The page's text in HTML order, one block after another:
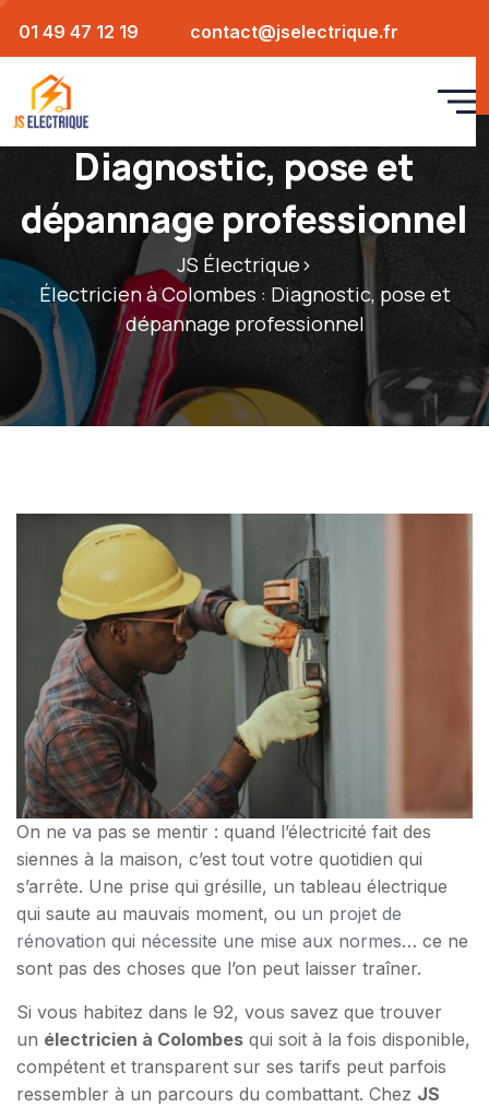
01 49 47 12 19 contact@jselectrique.fr
Électricien à Colombes :
Diagnostic, pose et
dépannage professionnel
JS Électrique>
Électricien à Colombes : Diagnostic, pose et
dépannage professionnel
On ne va pas se mentir : quand l’électricité fait des
siennes à la maison, c’est tout votre quotidien qui
s’arrête. Une prise qui grésille, un tableau électrique
qui saute au mauvais moment, ou un projet de
rénovation qui nécessite une mise aux normes… ce ne
sont pas des choses que l’on peut laisser traîner.
Si vous habitez dans le 92, vous savez que trouver
un électricien à Colombes qui soit à la fois disponible,
compétent et transparent sur ses tarifs peut parfois
ressembler à un parcours du combattant. Chez JS